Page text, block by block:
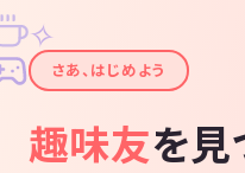
✦
✧
さあ、はじめよう
趣味友を見